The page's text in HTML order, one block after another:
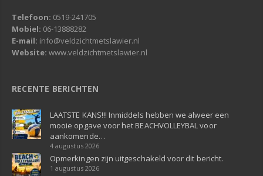
Telefoon: 0519-241705
Mobiel: 06-13888282
E-mail: info@veldzichtmetslawier.nl
Website: www.veldzichtmetslawier.nl
RECENTE BERICHTEN
LAATSTE KANS!!! Inmiddels hebben we alweer een
mooie opgave voor het BEACHVOLLEYBAL voor
aankomende…
4 augustus 2026
Opmerkingen zijn uitgeschakeld voor dit bericht.
1 augustus 2026